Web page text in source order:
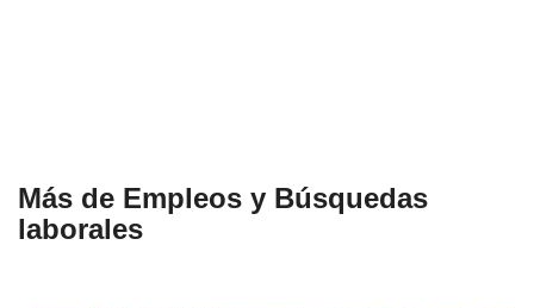
Más de Empleos y Búsquedas
laborales